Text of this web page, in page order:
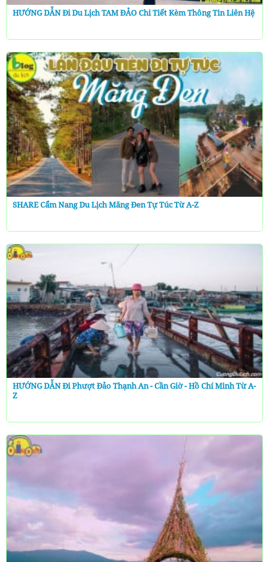
HƯỚNG DẪN Đi Du Lịch TAM ĐẢO Chi Tiết Kèm Thông Tin Liên Hệ
SHARE Cẩm Nang Du Lịch Măng Đen Tự Túc Từ A-Z
HƯỚNG DẪN Đi Phượt Đảo Thạnh An - Cần Giờ - Hồ Chí Minh Từ A-
Z